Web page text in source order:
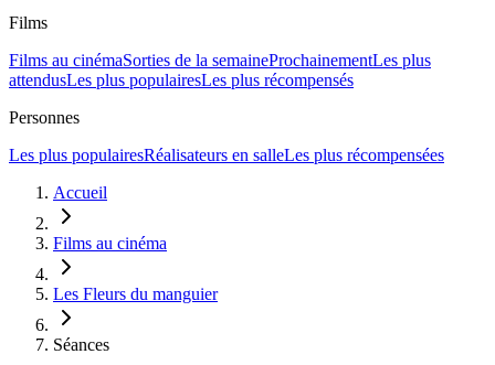
Films
Films au cinémaSorties de la semaineProchainementLes plus
attendusLes plus populairesLes plus récompensés
Personnes
Les plus populairesRéalisateurs en salleLes plus récompensées
Accueil
Films au cinéma
Les Fleurs du manguier
Séances